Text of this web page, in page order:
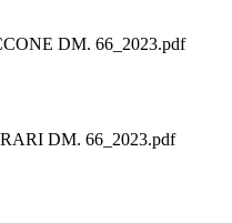
DM. 66_2023.pdf
DM. 66_2023.pdf